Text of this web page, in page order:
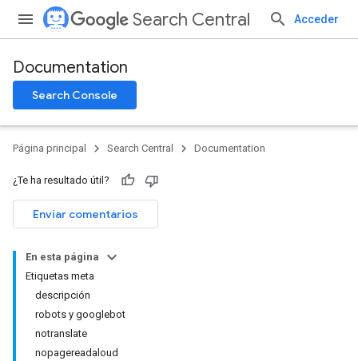
Search Central Acceder
Documentation
Search Console
Página principal Search Central Documentation
¿Te ha resultado útil?
Enviar comentarios
En esta página
Etiquetas meta
descripción
robots y googlebot
notranslate
nopagereadaloud